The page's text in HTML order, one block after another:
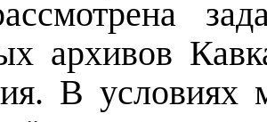
архивов
В условиях